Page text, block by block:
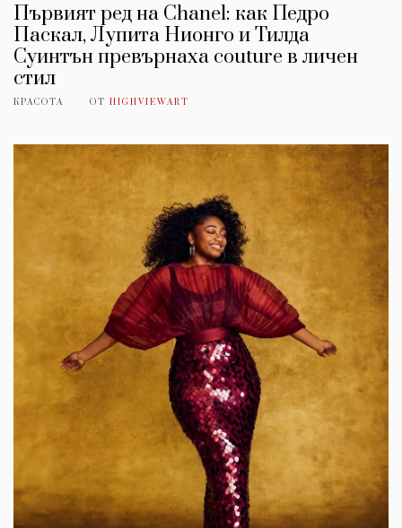
Първият ред на Chanel: как Педро
Паскал, Лупита Нионго и Тилда
Суинтън превърнаха couture в личен
стил
КРАСОТА ОТ HIGHVIEWART